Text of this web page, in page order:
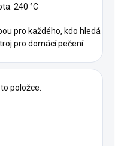
240 °C
pro každého, kdo hledá
pro domácí pečení.
položce.